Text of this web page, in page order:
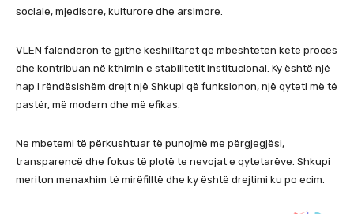
sociale, mjedisore, kulturore dhe arsimore.
VLEN falënderon të gjithë këshilltarët që mbështetën këtë proces
dhe kontribuan në kthimin e stabilitetit institucional. Ky është një
hap i rëndësishëm drejt një Shkupi që funksionon, një qyteti më të
pastër, më modern dhe më efikas.
Ne mbetemi të përkushtuar të punojmë me përgjegjësi,
transparencë dhe fokus të plotë te nevojat e qytetarëve. Shkupi
meriton menaxhim të mirëfilltë dhe ky është drejtimi ku po ecim.